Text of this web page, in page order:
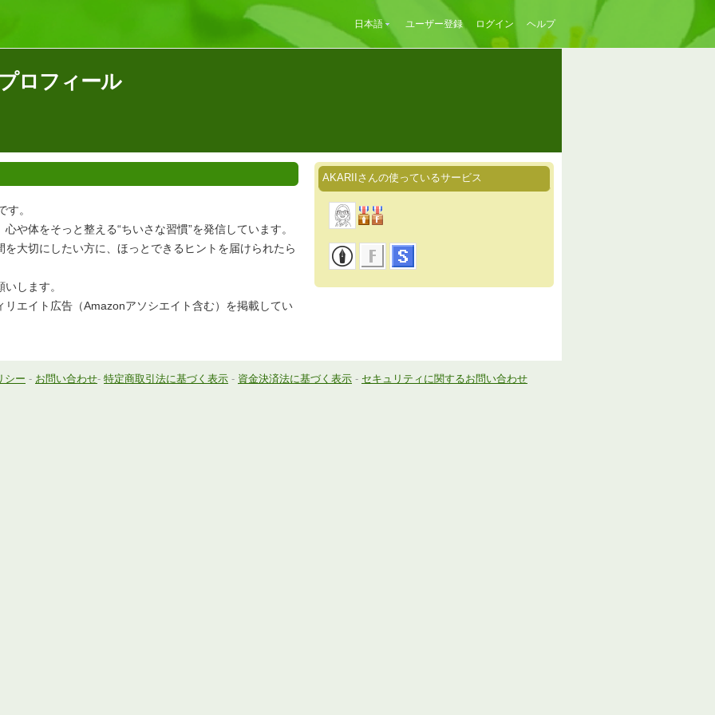
日本語 ユーザー登録 ログイン ヘルプ
ロフィール
す。
や体をそっと整える“ちいさな習慣”を発信しています。
を大切にしたい方に、ほっとできるヒントを届けられたら
します。
リエイト広告（Amazonアソシエイト含む）を掲載してい
AKARIIさんの使っているサービス
シー - お問い合わせ- 特定商取引法に基づく表示 - 資金決済法に基づく表示 - セキュリティに関するお問い合わせ